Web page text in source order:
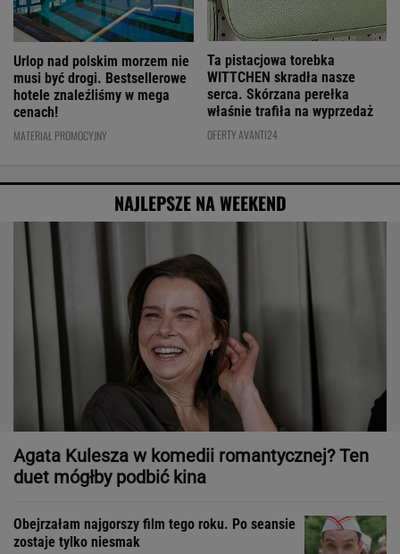
Urlop nad polskim morzem nie
musi być drogi. Bestsellerowe
hotele znaleźliśmy w mega
cenach!
MATERIAŁ PROMOCYJNY
Ta pistacjowa torebka
WITTCHEN skradła nasze
serca. Skórzana perełka
właśnie trafiła na wyprzedaż
OFERTY AVANTI24
NAJLEPSZE NA WEEKEND
Agata Kulesza w komedii romantycznej? Ten
duet mógłby podbić kina
Obejrzałam najgorszy film tego roku. Po seansie
zostaje tylko niesmak